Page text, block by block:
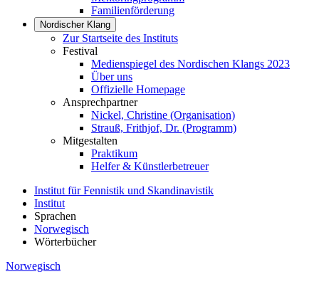
Familienförderung
Nordischer Klang
Zur Startseite des Instituts
Festival
Medienspiegel des Nordischen Klangs 2023
Über uns
Offizielle Homepage
Ansprechpartner
Nickel, Christine (Organisation)
Strauß, Frithjof, Dr. (Programm)
Mitgestalten
Praktikum
Helfer & Künstlerbetreuer
Institut für Fennistik und Skandinavistik
Institut
Sprachen
Norwegisch
Wörterbücher
Norwegisch